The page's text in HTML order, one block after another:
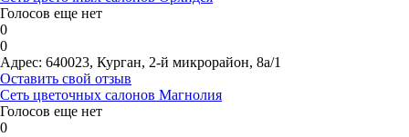
Голосов еще нет
0
0
Адрес: 640023, Курган, 2-й микрорайон, 8а/1
Оставить свой отзыв
Сеть цветочных салонов Магнолия
Голосов еще нет
0